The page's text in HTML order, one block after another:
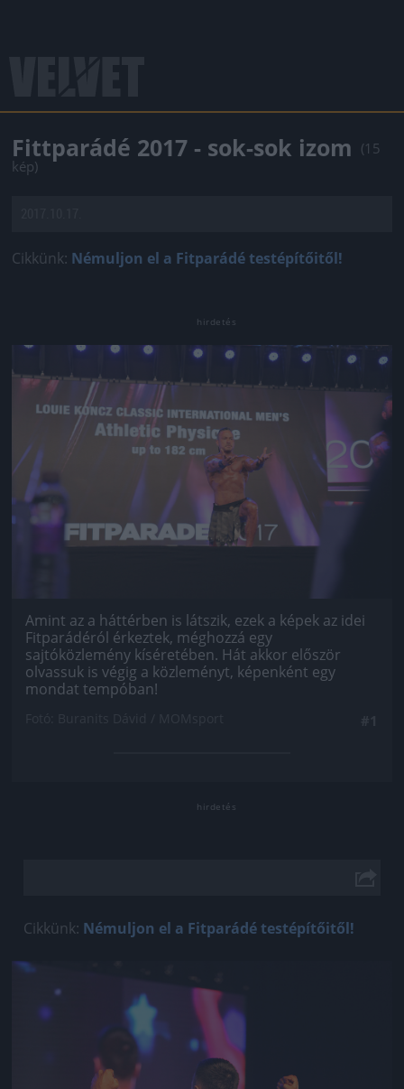
Fittparádé 2017 - sok-sok izom (15
kép)
Cikkünk: Némuljon el a Fitparádé testépítőitől!
Jön még kép!
Amint az a háttérben is látszik, ezek a képek az idei
Fitparádéról érkeztek, méghozzá egy
sajtóközlemény kíséretében. Hát akkor először
olvassuk is végig a közleményt, képenként egy
mondat tempóban!
Cikkünk: Némuljon el a Fitparádé testépítőitől!
Jön még kép!